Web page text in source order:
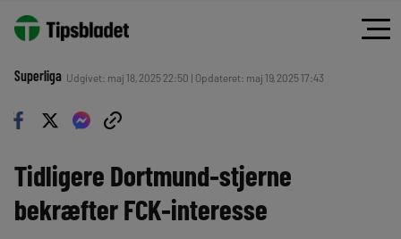
Superliga Udgivet: maj 18, 2025 22:50 | Opdateret: maj 19, 2025 17:43
Tidligere Dortmund-stjerne
bekræfter FCK-interesse